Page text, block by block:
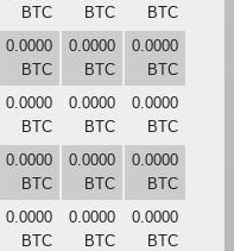
BTC
BTC
BTC
0.0000
BTC
0.0000
BTC
0.0000
BTC
0.0000
BTC
0.0000
BTC
0.0000
BTC
0.0000
BTC
0.0000
BTC
0.0000
BTC
0.0000
BTC
0.0000
BTC
0.0000
BTC